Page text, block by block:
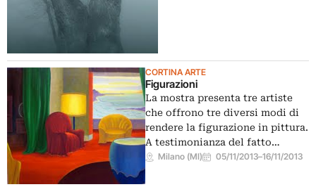
CORTINA ARTE
Figurazioni
La mostra presenta tre artiste
che offrono tre diversi modi di
rendere la figurazione in pittura.
A testimonianza del fatto…
Milano (MI) 05/11/2013–16/11/2013